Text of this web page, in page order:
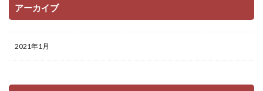
アーカイブ
2021年1月